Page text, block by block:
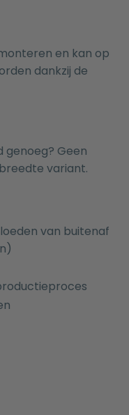
en kan op
dankzij de
genoeg? Geen
variant.
van buitenaf